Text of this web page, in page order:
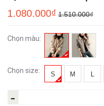
1.080.000₫ 1.510.000₫
Chọn màu:
Chọn size: S M L
-